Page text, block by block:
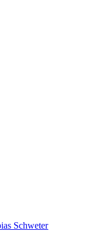
Schweter